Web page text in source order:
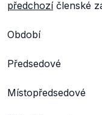
předchozíčlenské
Období
Předsedové
Místopředsedové